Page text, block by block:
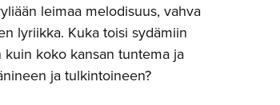
leimaa melodisuus, vahva
lyriikka. Kuka toisi sydämiin
koko kansan tuntema ja
ja tulkintoineen?